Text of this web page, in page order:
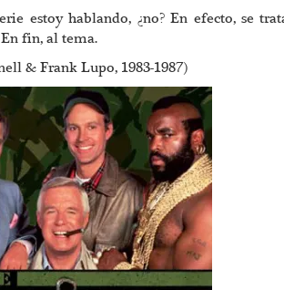
estoy hablando, ¿no? En efecto, se
fin, al tema.
& Frank Lupo, 1983-1987)